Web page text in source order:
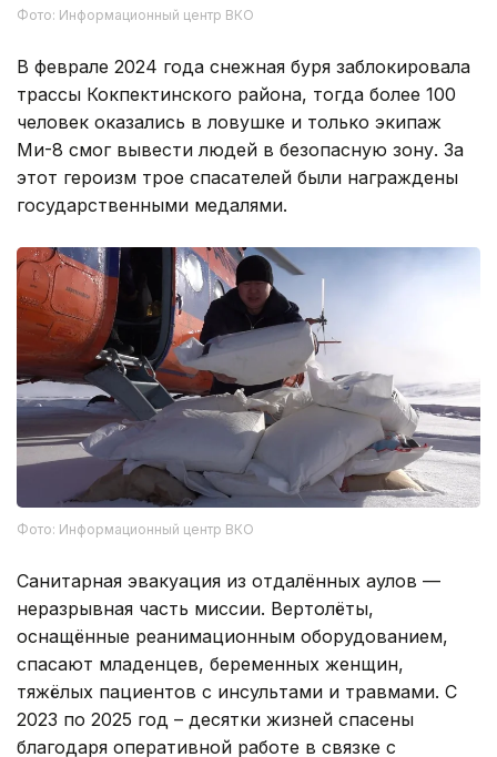
Фото: Информационный центр ВКО
В феврале 2024 года снежная буря заблокировала
трассы Кокпектинского района, тогда более 100
человек оказались в ловушке и только экипаж
Ми-8 смог вывести людей в безопасную зону. За
этот героизм трое спасателей были награждены
государственными медалями.
Фото: Информационный центр ВКО
Санитарная эвакуация из отдалённых аулов —
неразрывная часть миссии. Вертолёты,
оснащённые реанимационным оборудованием,
спасают младенцев, беременных женщин,
тяжёлых пациентов с инсультами и травмами. С
2023 по 2025 год – десятки жизней спасены
благодаря оперативной работе в связке с